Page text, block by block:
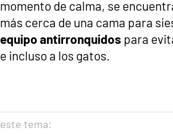
momento de calma, se
más cerca de una cama para
equipo antirronquidos para
e incluso a los gatos.
tema: